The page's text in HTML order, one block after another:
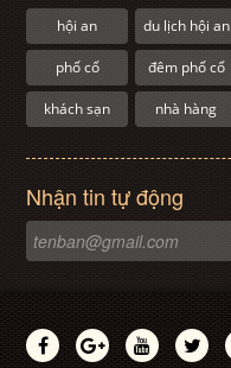
hội an du lịch hội an
phố cổ đêm phố cổ
khách sạn nhà hàng
Nhận tin tự động